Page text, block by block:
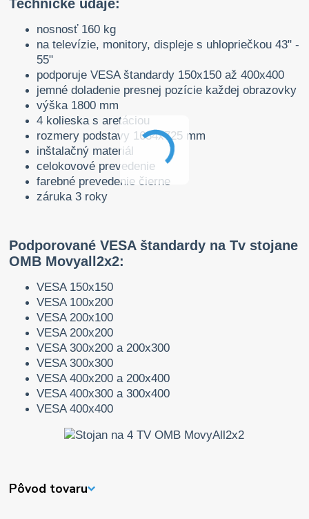
Technické údaje:
nosnosť 160 kg
na televízie, monitory, displeje s uhlopriečkou 43" -
55"
podporuje VESA štandardy 150x150 až 400x400
jemné doladenie presnej pozície každej obrazovky
výška 1800 mm
4 kolieska s aretáciou
rozmery podstavy 1634x725 mm
inštalačný materiál
celokovové prevedenie
farebné prevedenie čierne
záruka 3 roky
Podporované VESA štandardy na Tv stojane
OMB Movyall2x2:
VESA 150x150
VESA 100x200
VESA 200x100
VESA 200x200
VESA 300x200 a 200x300
VESA 300x300
VESA 400x200 a 200x400
VESA 400x300 a 300x400
VESA 400x400
Pôvod tovaru